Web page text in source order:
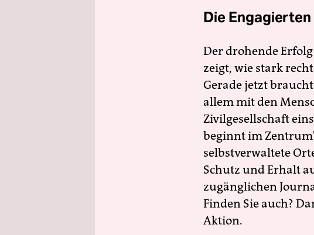
Die
Der drohende
zeigt, wie stark
Gerade jetzt
allem mit den
Zivilgesellschaft
beginnt im
selbstverwaltete
Schutz und Erhalt
zugänglichen
Finden Sie auch?
Aktion.